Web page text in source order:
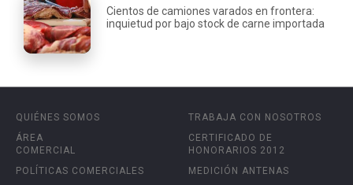
Cientos de camiones varados en frontera:
inquietud por bajo stock de carne importada
QUIÉNES SOMOS
ÁREA
COMERCIAL
POLÍTICAS COMERCIALES
TRABAJA CON NOSOTROS
CERTIFICADO DE
HONORARIOS 2012
MEDICIÓN ANTENAS